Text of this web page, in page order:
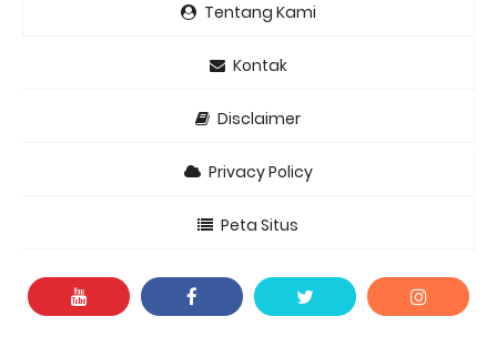
Tentang Kami
Kontak
Disclaimer
Privacy Policy
Peta Situs